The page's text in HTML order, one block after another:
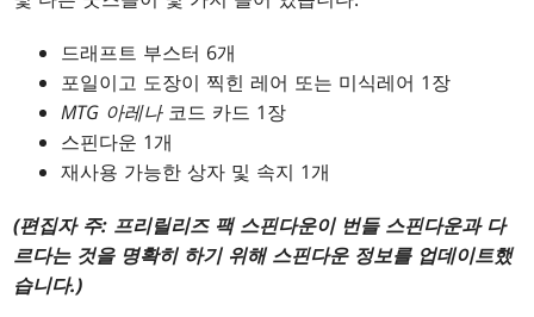
드래프트 부스터 6개
포일이고 도장이 찍힌 레어 또는 미식레어 1장
MTG 아레나코드 카드 1장
스핀다운 1개
재사용 가능한 상자 및 속지 1개
(편집자 주: 프리릴리즈 팩 스핀다운이 번들 스핀다운과 다
르다는 것을 명확히 하기 위해 스핀다운 정보를 업데이트했
습니다.)